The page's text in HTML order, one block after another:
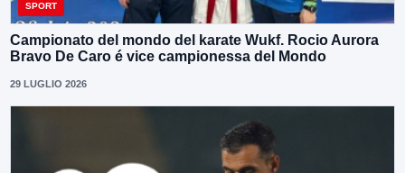
SPORT
Campionato del mondo del karate Wukf. Rocio Aurora
Bravo De Caro é vice campionessa del Mondo
29 LUGLIO 2026